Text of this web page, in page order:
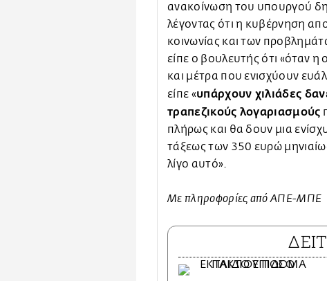
ανακοίνωση του υπουργού
λέγοντας ότι η κυβέρνηση
κοινωνίας και των
είπε ο βουλευτής ότι «όταν η
και μέτρα που ενισχύουν
είπε «υπάρχουν χιλιάδες
τραπεζικούς λογαριασμούς
πλήρως και θα δουν μια
τάξεως των 350 ευρώ
λίγο αυτό».
Με πληροφορίες από ΑΠΕ-ΜΠΕ